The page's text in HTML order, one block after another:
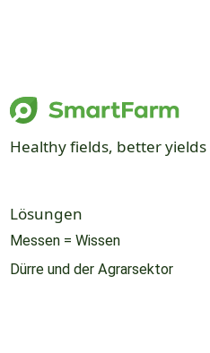
Healthy fields, better yields
Lösungen
Messen = Wissen
Dürre und der Agrarsektor